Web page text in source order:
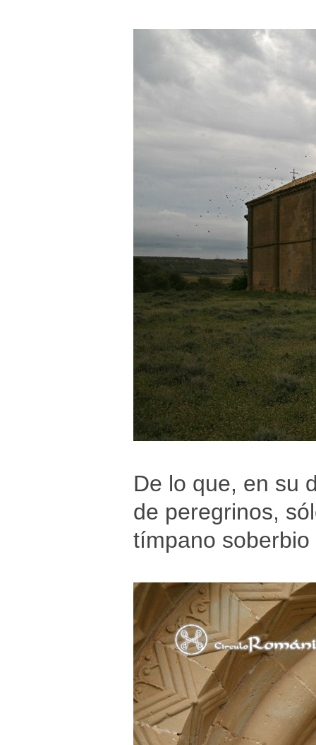
De lo que, en su
de peregrinos,
tímpano